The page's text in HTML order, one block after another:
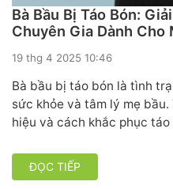
Bà Bầu Bị Táo Bón:
Chuyên Gia Dành Cho
19 thg 4 2025 10:46
Bà bầu bị táo bón là tình
sức khỏe và tâm lý mẹ
hiệu và cách khắc phục
ĐỌC TIẾP